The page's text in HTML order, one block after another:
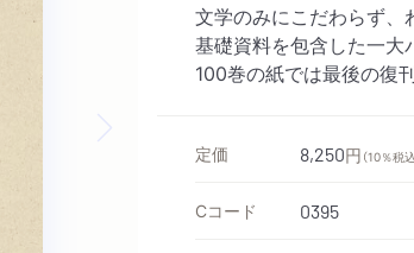
文学のみにこだわらず、
基礎資料を包含した一大
100巻の紙では最後の復刊
定価 8,250円 （10％税込
Cコード 0395